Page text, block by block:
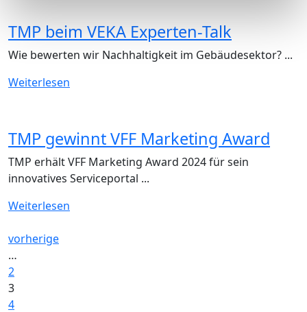
TMP beim VEKA Experten-Talk
Wie bewerten wir Nachhaltigkeit im Gebäudesektor? ...
Weiterlesen
TMP gewinnt VFF Marketing Award
TMP erhält VFF Marketing Award 2024 für sein
innovatives Serviceportal ...
Weiterlesen
vorherige
…
2
3
4